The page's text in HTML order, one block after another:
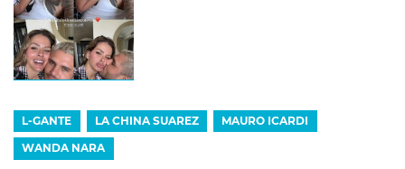
L-GANTE LA CHINA SUAREZ MAURO ICARDI
WANDA NARA